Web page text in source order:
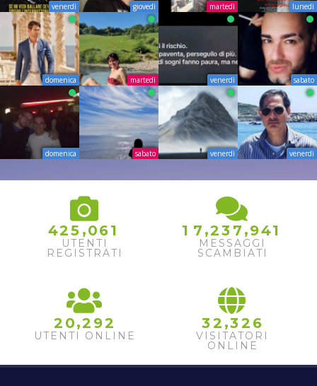
venerdì giovedì martedì lunedì
domenica martedì venerdì sabato
domenica sabato venerdì venerdì
425 ,061
UTENTI
REGISTRATI
1 7 ,23 7 ,941
MESSAGGI
SCAMBIATI
2 0,2 92
UTENTI ONLINE
32 ,32 6
VISITATORI
ONLINE